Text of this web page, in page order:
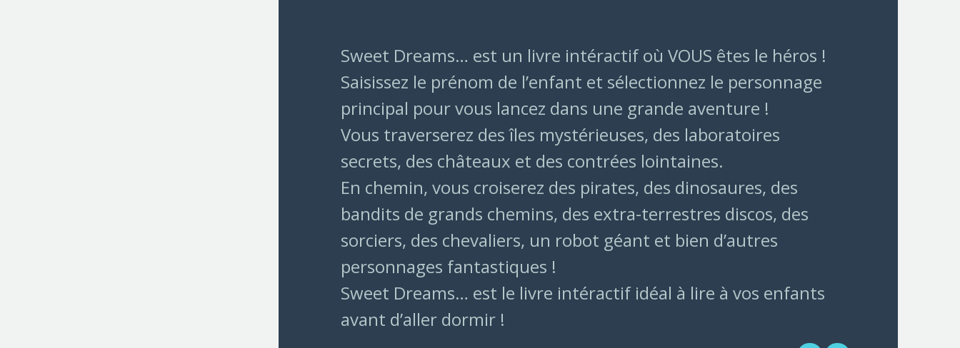
Sweet Dreams… est un livre intéractif où VOUS êtes le héros !
Saisissez le prénom de l’enfant et sélectionnez le personnage
principal pour vous lancez dans une grande aventure !
Vous traverserez des îles mystérieuses, des laboratoires
secrets, des châteaux et des contrées lointaines.
En chemin, vous croiserez des pirates, des dinosaures, des
bandits de grands chemins, des extra-terrestres discos, des
sorciers, des chevaliers, un robot géant et bien d’autres
personnages fantastiques !
Sweet Dreams… est le livre intéractif idéal à lire à vos enfants
avant d’aller dormir !